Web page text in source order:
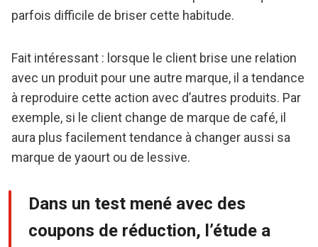
parfois difficile de briser cette habitude.
Fait intéressant : lorsque le client brise une relation
avec un produit pour une autre marque, il a tendance
à reproduire cette action avec d’autres produits. Par
exemple, si le client change de marque de café, il
aura plus facilement tendance à changer aussi sa
marque de yaourt ou de lessive.
Dans un test mené avec des
coupons de réduction, l’étude a